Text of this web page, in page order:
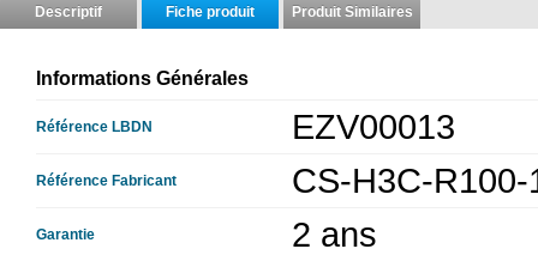
Descriptif Fiche produit Produit Similaires
Informations Générales
Référence LBDN EZV00013
Référence Fabricant CS-H3C-
Garantie 2 ans